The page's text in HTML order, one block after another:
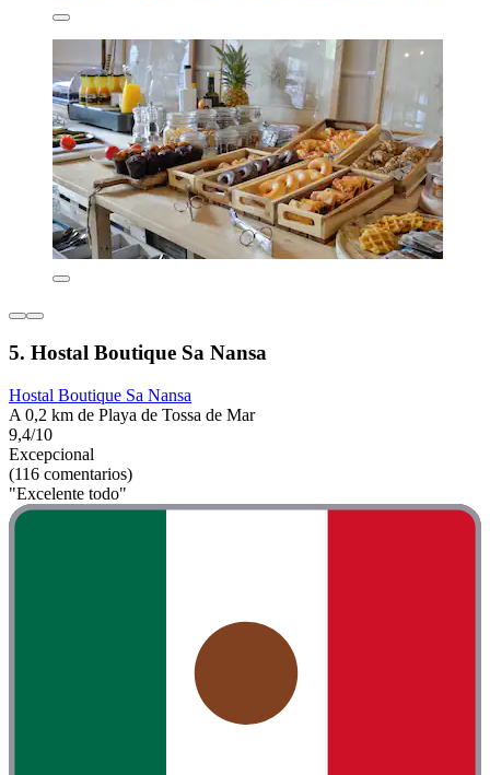
5. Hostal Boutique Sa Nansa
Hostal Boutique Sa Nansa
A 0,2 km de Playa de Tossa de Mar
9,4/10
Excepcional
(116 comentarios)
"Excelente todo"